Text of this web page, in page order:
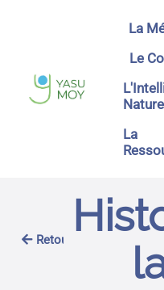
Aller au contenu
La
Le
La
Retour